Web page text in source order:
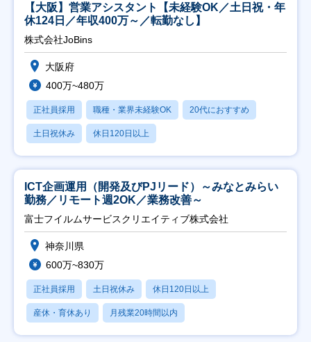
【大阪】営業アシスタント【未経験OK／土日祝・年
休124日／年収400万～／転勤なし】
株式会社JoBins
大阪府
400万~480万
正社員採用 職種・業界未経験OK 20代におすすめ
土日祝休み 休日120日以上
ICT企画運用（開発及びPJリード）～みなとみらい
勤務／リモート週2OK／業務改善～
富士フイルムサービスクリエイティブ株式会社
神奈川県
600万~830万
正社員採用 土日祝休み 休日120日以上
産休・育休あり 月残業20時間以内